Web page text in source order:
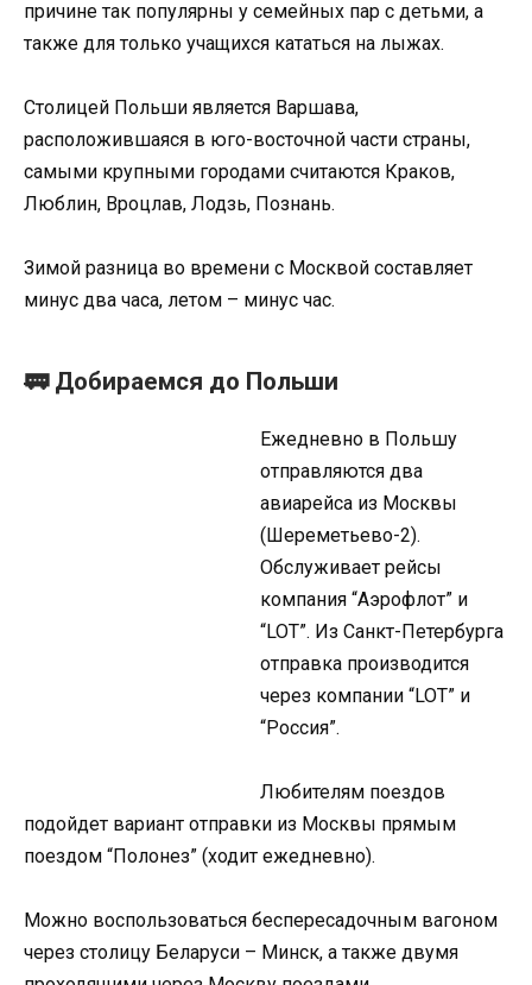
причине так популярны у семейных пар с детьми, а
также для только учащихся кататься на лыжах.
Столицей Польши является Варшава,
расположившаяся в юго-восточной части страны,
самыми крупными городами считаются Краков,
Люблин, Вроцлав, Лодзь, Познань.
Зимой разница во времени с Москвой составляет
минус два часа, летом – минус час.
🚃 Добираемся до Польши
Ежедневно в Польшу
отправляются два
авиарейса из Москвы
(Шереметьево-2).
Обслуживает рейсы
компания “Аэрофлот” и
“LOT”. Из Санкт-Петербурга
отправка производится
через компании “LOT” и
“Россия”.
Любителям поездов
подойдет вариант отправки из Москвы прямым
поездом “Полонез” (ходит ежедневно).
Можно воспользоваться беспересадочным вагоном
через столицу Беларуси – Минск, а также двумя